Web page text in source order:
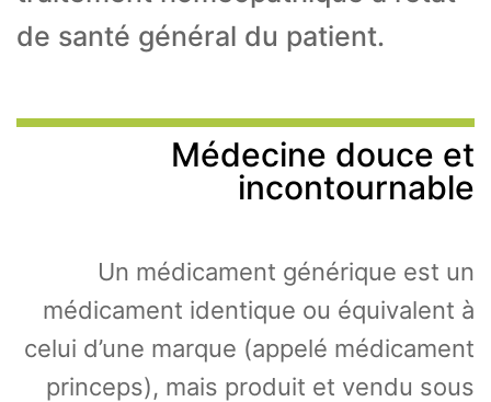
de santé général du patient.
Médecine douce et
incontournable
Un médicament générique est un
médicament identique ou équivalent à
celui d’une marque (appelé médicament
princeps), mais produit et vendu sous